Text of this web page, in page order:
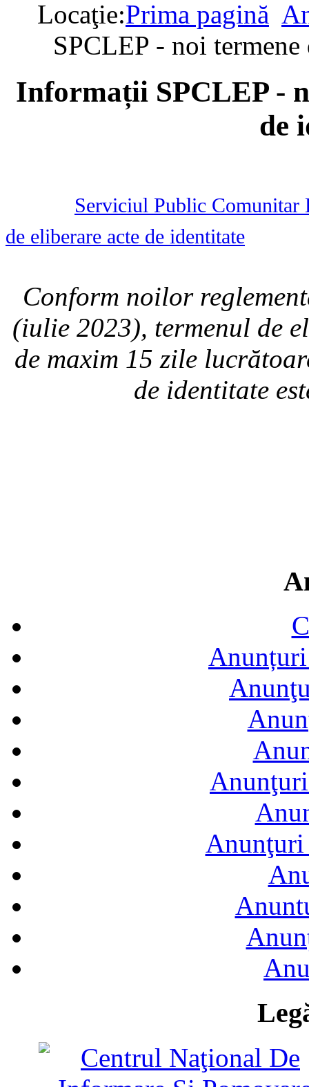
Locaţie:Prima pagină
SPCLEP - noi
Informații SPCLEP -
de
Serviciul Public Comunitar
de eliberare acte de identitate
Conform noilor
(iulie 2023), termenul de
de maxim 15 zile
de identitate